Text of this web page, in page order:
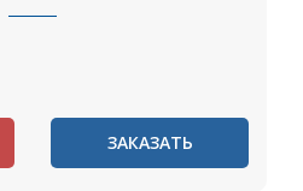
ЗАКАЗАТЬ